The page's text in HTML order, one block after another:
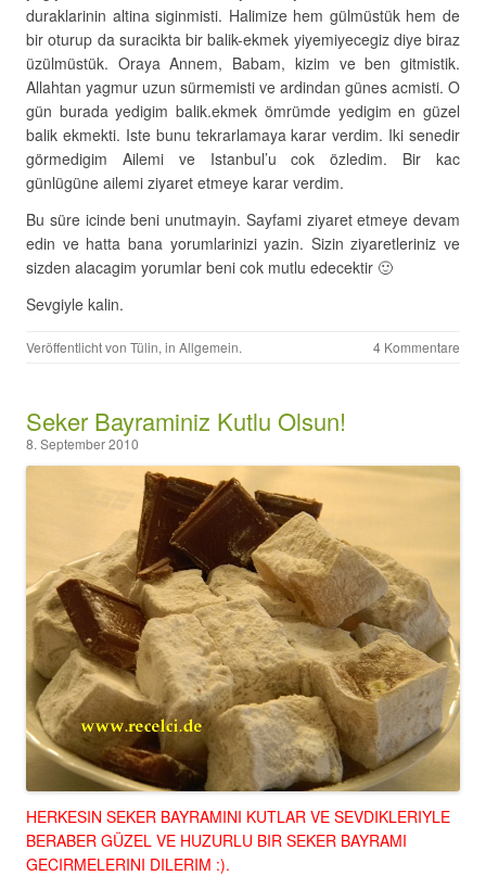
duraklarinin altina siginmisti. Halimize hem gülmüstük hem de
bir oturup da suracikta bir balik-ekmek yiyemiyecegiz diye biraz
üzülmüstük. Oraya Annem, Babam, kizim ve ben gitmistik.
Allahtan yagmur uzun sürmemisti ve ardindan günes acmisti. O
gün burada yedigim balik.ekmek ömrümde yedigim en güzel
balik ekmekti. Iste bunu tekrarlamaya karar verdim. Iki senedir
görmedigim Ailemi ve Istanbul’u cok özledim. Bir kac
günlügüne ailemi ziyaret etmeye karar verdim.
Bu süre icinde beni unutmayin. Sayfami ziyaret etmeye devam
edin ve hatta bana yorumlarinizi yazin. Sizin ziyaretleriniz ve
sizden alacagim yorumlar beni cok mutlu edecektir 🙂
Sevgiyle kalin.
Veröffentlicht von Tülin, in Allgemein. 4 Kommentare
Seker Bayraminiz Kutlu Olsun!
8. September 2010
HERKESIN SEKER BAYRAMINI KUTLAR VE SEVDIKLERIYLE
BERABER GÜZEL VE HUZURLU BIR SEKER BAYRAMI
GECIRMELERINI DILERIM :).